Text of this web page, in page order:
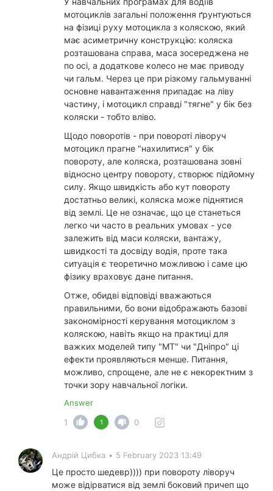
мотоциклів загальні положення ґрунтуються
на фізиці руху мотоцикла з коляскою, який
має асиметричну конструкцію: коляска
розташована справа, маса зосереджена не
по осі, а додаткове колесо не має приводу
чи гальм. Через це при різкому гальмуванні
основне навантаження припадає на ліву
частину, і мотоцикл справді "тягне" у бік без
коляски - тобто вліво.
Щодо поворотів - при повороті ліворуч
мотоцикл прагне "нахилитися" у бік
повороту, але коляска, розташована зовні
відносно центру повороту, створює підйомну
силу. Якщо швидкість або кут повороту
достатньо великі, коляска може піднятися
від землі. Це не означає, що це станеться
легко чи часто в реальних умовах - усе
залежить від маси коляски, вантажу,
швидкості та досвіду водія, проте така
ситуація є теоретично можливою і саме цю
фізику враховує дане питання.
Отже, обидві відповіді вважаються
правильними, бо вони відображають базові
закономірності керування мотоциклом з
коляскою, навіть якщо на практиці для
важких моделей типу "МТ" чи "Дніпро" ці
ефекти проявляються менше. Питання,
можливо, спрощене, але не є некоректним з
точки зору навчальної логіки.
Answer
1
1 0
Андрій Цибка • 5 February 2023 13:49
Це просто шедевр)))) при повороту ліворуч
може відірватися від землі боковий причеп що